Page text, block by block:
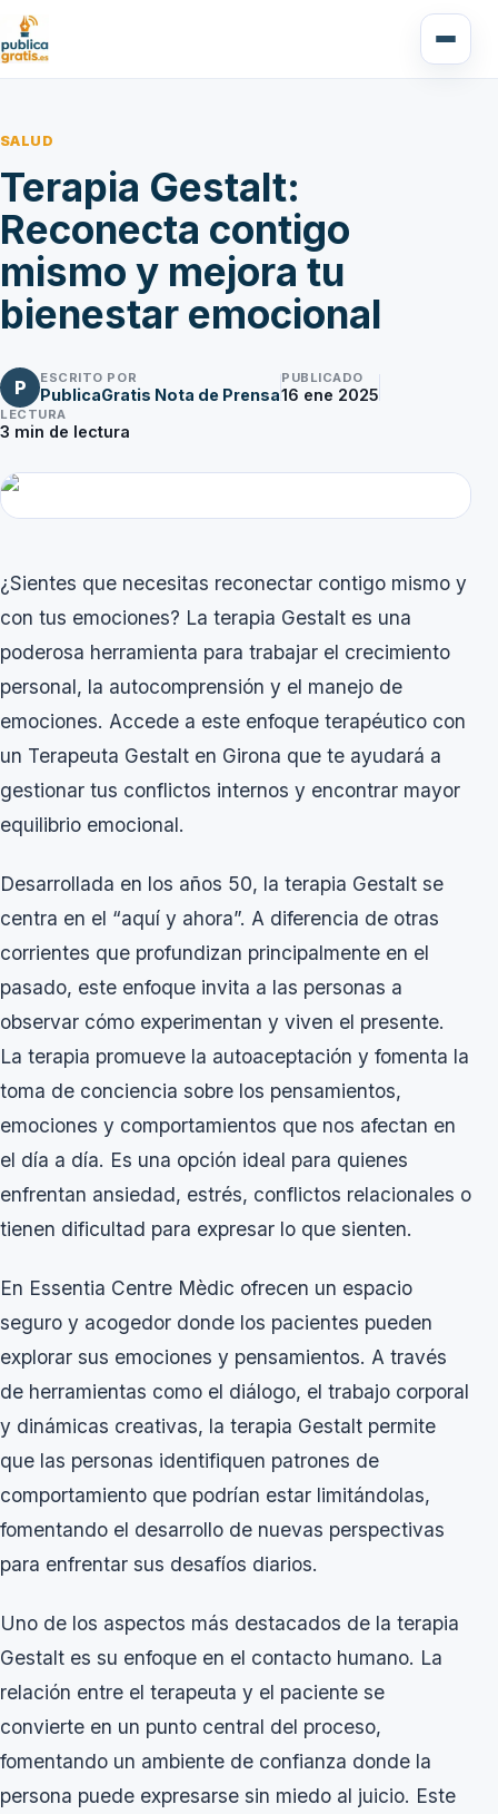
SALUD
Terapia Gestalt:
Reconecta contigo
mismo y mejora tu
bienestar emocional
P ESCRITO POR
PublicaGratis Nota de Prensa
PUBLICADO
16 ene 2025
LECTURA
3 min de lectura
¿Sientes que necesitas reconectar contigo mismo y
con tus emociones? La terapia Gestalt es una
poderosa herramienta para trabajar el crecimiento
personal, la autocomprensión y el manejo de
emociones. Accede a este enfoque terapéutico con
un Terapeuta Gestalt en Girona que te ayudará a
gestionar tus conflictos internos y encontrar mayor
equilibrio emocional.
Desarrollada en los años 50, la terapia Gestalt se
centra en el “aquí y ahora”. A diferencia de otras
corrientes que profundizan principalmente en el
pasado, este enfoque invita a las personas a
observar cómo experimentan y viven el presente.
La terapia promueve la autoaceptación y fomenta la
toma de conciencia sobre los pensamientos,
emociones y comportamientos que nos afectan en
el día a día. Es una opción ideal para quienes
enfrentan ansiedad, estrés, conflictos relacionales o
tienen dificultad para expresar lo que sienten.
En Essentia Centre Mèdic ofrecen un espacio
seguro y acogedor donde los pacientes pueden
explorar sus emociones y pensamientos. A través
de herramientas como el diálogo, el trabajo corporal
y dinámicas creativas, la terapia Gestalt permite
que las personas identifiquen patrones de
comportamiento que podrían estar limitándolas,
fomentando el desarrollo de nuevas perspectivas
para enfrentar sus desafíos diarios.
Uno de los aspectos más destacados de la terapia
Gestalt es su enfoque en el contacto humano. La
relación entre el terapeuta y el paciente se
convierte en un punto central del proceso,
fomentando un ambiente de confianza donde la
persona puede expresarse sin miedo al juicio. Este